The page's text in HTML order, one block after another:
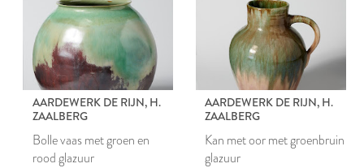
AARDEWERK DE RIJN, H.
ZAALBERG
Bolle vaas met groen en
rood glazuur
AARDEWERK DE RIJN, H.
ZAALBERG
Kan met oor met groenbruin
glazuur